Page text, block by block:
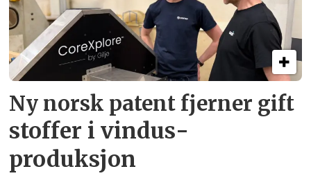
Ny norsk patent fjerner gift­
stoffer i vindus­
produksjon